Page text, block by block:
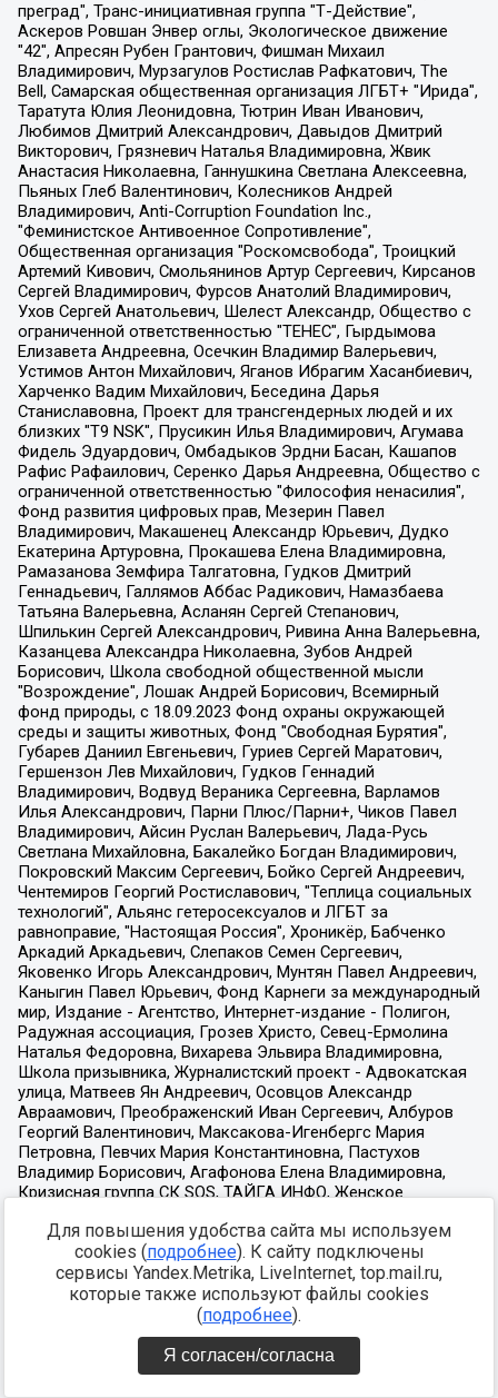
Для повышения удобства сайта мы используем
cookies (подробнее). К сайту подключены
сервисы Yandex.Metrika, LiveInternet, top.mail.ru,
которые также используют файлы cookies
(подробнее).
Я согласен/согласна